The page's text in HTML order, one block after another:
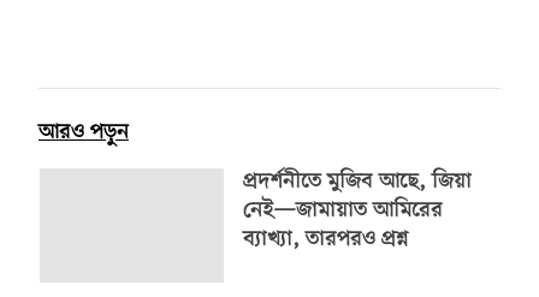
আরও পড়ুন
প্রদর্শনীতে মুজিব আছে, জিয়া
নেই—জামায়াত আমিরের
ব্যাখ্যা, তারপরও প্রশ্ন